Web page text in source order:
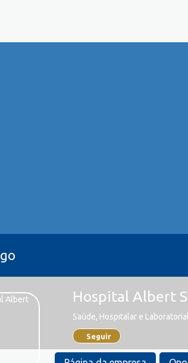
Hospital Albert
Saúde, Hospitalar e Laboratorial
Seguir